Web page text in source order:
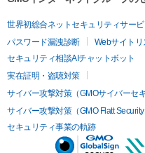
世界初総合ネットセキュリティサービ
パスワード漏洩診断
Webサイト
セキュリティ相談AIチャットボット
実在証明・盗聴対策
サイバー攻撃対策（GMOサイバーセ
サイバー攻撃対策（GMO Flatt Security
セキュリティ事業の軌跡